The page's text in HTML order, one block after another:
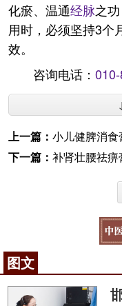
化瘀、温通经脉之
用时，必须坚持3个
效。
咨询电话：
上一篇： 小儿健脾消食
下一篇： 补肾壮腰祛痹
图文